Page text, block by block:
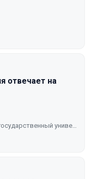
отвечает на
Воронежский государственный университет